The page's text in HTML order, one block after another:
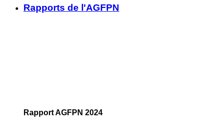
Rapports de l'AGFPN
Rapport AGFPN 2024